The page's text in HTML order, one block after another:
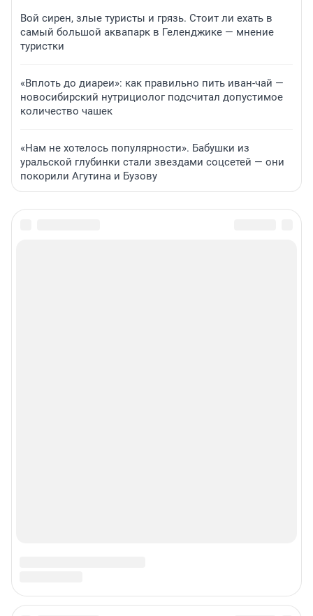
Вой сирен, злые туристы и грязь. Стоит ли ехать в
самый большой аквапарк в Геленджике — мнение
туристки
«Вплоть до диареи»: как правильно пить иван-чай —
новосибирский нутрициолог подсчитал допустимое
количество чашек
«Нам не хотелось популярности». Бабушки из
уральской глубинки стали звездами соцсетей — они
покорили Агутина и Бузову